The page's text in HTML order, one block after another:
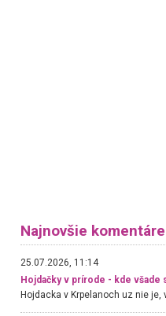
Najnovšie komentáre
25.07.2026, 11:14
Hojdačky v prírode - kde všade